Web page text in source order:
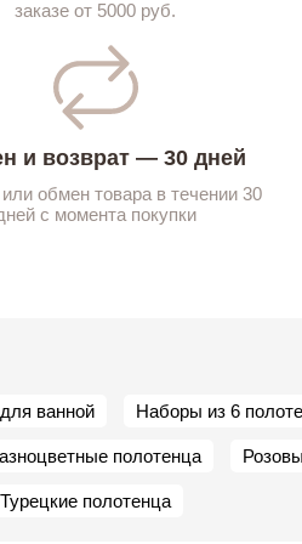
заказе от 5000 руб.
и возврат — 30 дней
обмен товара в течении 30
с момента покупки
ванной Наборы из 6
полотенца
Турецкие полотенца